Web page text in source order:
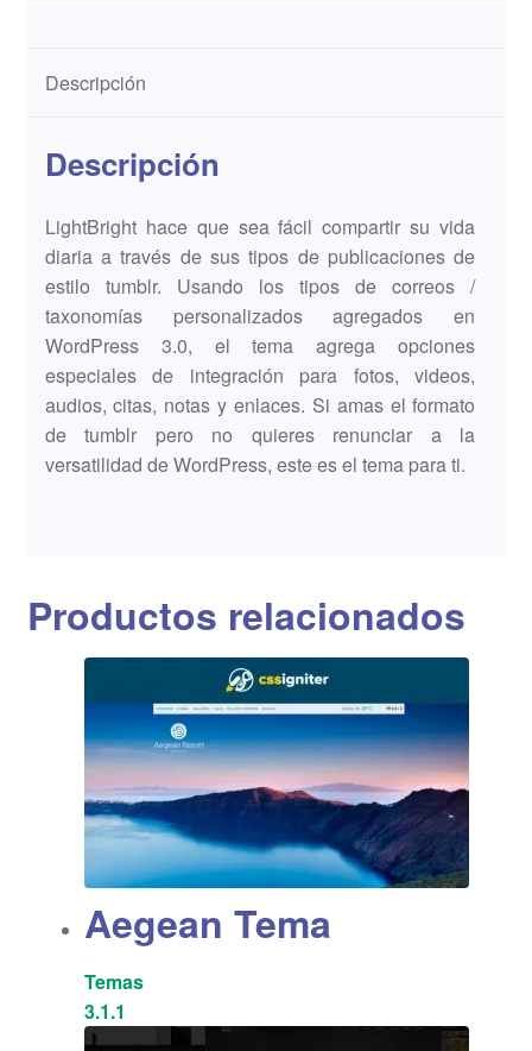
Descripción
Descripción
LightBright hace que sea fácil compartir su vida
diaria a través de sus tipos de publicaciones de
estilo tumblr. Usando los tipos de correos /
taxonomías personalizados agregados en
WordPress 3.0, el tema agrega opciones
especiales de integración para fotos, videos,
audios, citas, notas y enlaces. Si amas el formato
de tumblr pero no quieres renunciar a la
versatilidad de WordPress, este es el tema para ti.
Productos relacionados
Aegean Tema
Temas
3.1.1